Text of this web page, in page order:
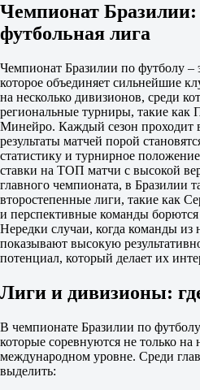
0
2.60
Тотал
М
2.5
2.15
1.67
Сан-Паулу
-
Коритиба Парана
16 августа в 03:00
1.65
3.60
5.40
1X
12
X2
1.27
Фора
1
2
-1
2.18
Чемпионат Бразилии:
футбольная лига
Чемпионат Бразилии по футболу –
которое объединяет сильнейшие
на несколько дивизионов, среди
региональные турниры, такие как
Минейро. Каждый сезон проходит
результаты матчей порой
статистику и турнирное
ставки на ТОП матчи с высокой
главного чемпионата, в Бразилии
второстепенные лиги, такие как
и перспективные команды борются
Нередки случаи, когда команды
показывают высокую
потенциал, который делает их
Лиги и дивизионы:
В чемпионате Бразилии по
которые соревнуются не только
международном уровне. Среди
выделить: